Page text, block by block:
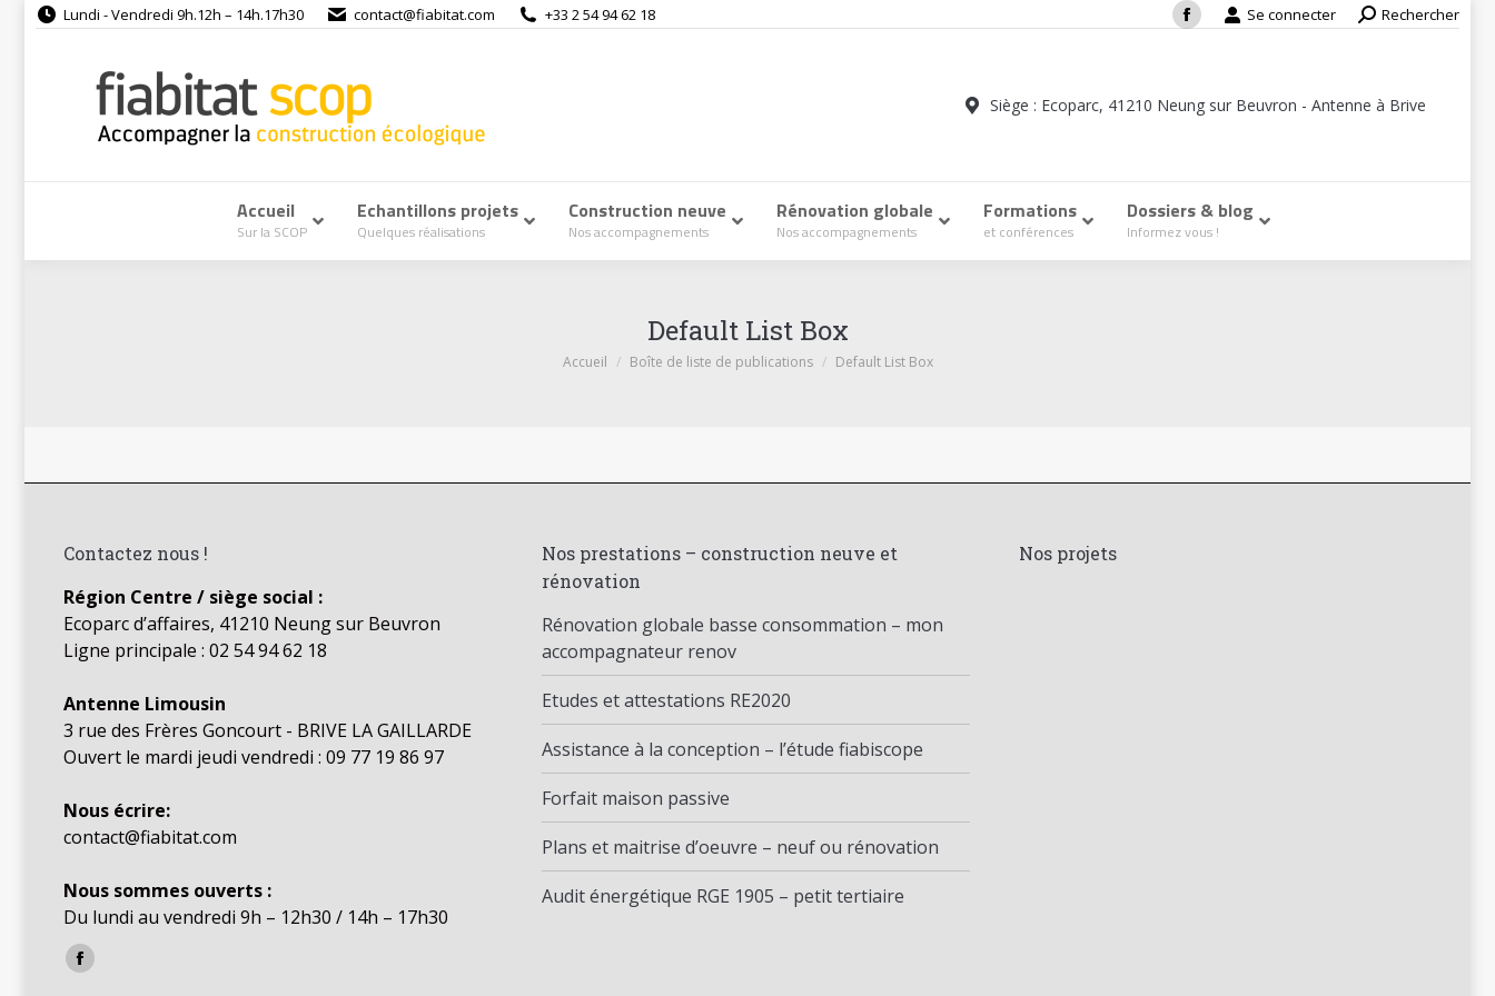
Lundi - Vendredi 9h.12h – 14h.17h30 contact@fiabitat.com +33 2 54 94 62 18
Facebook
in
Se connecter Search:
Rechercher
Siège : Ecoparc, 41210 Neung sur Beuvron - Antenne à Brive
Accueil–
Sur la SCOP
Echantillons projets–
Quelques réalisations
Construction neuve
Nos accompagnements
Rénovation globale
Nos accompagnements
Formations–
et conférences
Dossiers & blog
Informez vous !
Default List Box
Vous êtes ici :
Accueil Boîte de liste de publications Default List Box
Contactez nous !
Région Centre / siège social :
Ecoparc d’affaires, 41210 Neung sur Beuvron
Ligne principale : 02 54 94 62 18
Antenne Limousin
3 rue des Frères Goncourt - BRIVE LA GAILLARDE
Ouvert le mardi jeudi vendredi : 09 77 19 86 97
Nous écrire:
contact@fiabitat.com
Nous sommes ouverts :
Du lundi au vendredi 9h – 12h30 / 14h – 17h30
Trouvez nous sur :
Facebook
Nos prestations – construction neuve et
rénovation
Rénovation globale basse consommation – mon
accompagnateur renov
Etudes et attestations RE2020
Assistance à la conception – l’étude fiabiscope
Forfait maison passive
Plans et maitrise d’oeuvre – neuf ou rénovation
Audit énergétique RGE 1905 – petit tertiaire
Nos projets